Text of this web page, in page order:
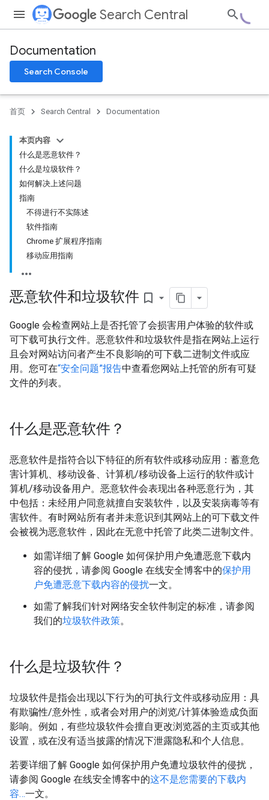
Search Central
Documentation
Search Console
首页 Search Central Documentation
本页内容
什么是恶意软件？
什么是垃圾软件？
如何解决上述问题
指南
不得进行不实陈述
软件指南
Chrome 扩展程序指南
移动应用指南
恶意软件和垃圾软件 bookmark_border
Google 会检查网站上是否托管了会损害用户体验的软件或
可下载可执行文件。恶意软件和垃圾软件是指在网站上运行
且会对网站访问者产生不良影响的可下载二进制文件或应
用。您可在“安全问题”报告中查看您网站上托管的所有可疑
文件的列表。
什么是恶意软件？
恶意软件是指符合以下特征的所有软件或移动应用：蓄意危
害计算机、移动设备、计算机/移动设备上运行的软件或计
算机/移动设备用户。恶意软件会表现出各种恶意行为，其
中包括：未经用户同意就擅自安装软件，以及安装病毒等有
害软件。有时网站所有者并未意识到其网站上的可下载文件
会被视为恶意软件，因此在无意中托管了此类二进制文件。
如需详细了解 Google 如何保护用户免遭恶意下载内
容的侵扰，请参阅 Google 在线安全博客中的保护用
户免遭恶意下载内容的侵扰一文。
如需了解我们针对网络安全软件制定的标准，请参阅
我们的垃圾软件政策。
什么是垃圾软件？
垃圾软件是指会出现以下行为的可执行文件或移动应用：具
有欺骗性/意外性，或者会对用户的浏览/计算体验造成负面
影响。例如，有些垃圾软件会擅自更改浏览器的主页或其他
设置，或在没有适当披露的情况下泄露隐私和个人信息。
若要详细了解 Google 如何保护用户免遭垃圾软件的侵扰，
请参阅 Google 在线安全博客中的这不是您需要的下载内
容…一文。